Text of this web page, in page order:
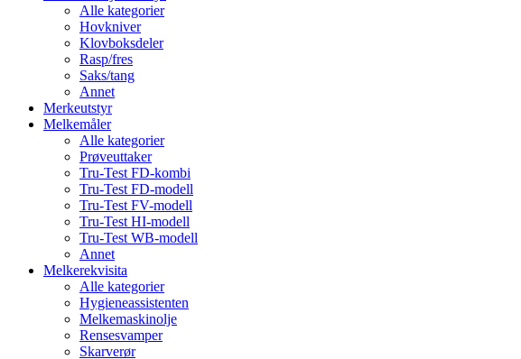
Alle kategorier
Hovkniver
Klovboksdeler
Rasp/fres
Saks/tang
Annet
Merkeutstyr
Melkemåler
Alle kategorier
Prøveuttaker
Tru-Test FD-kombi
Tru-Test FD-modell
Tru-Test FV-modell
Tru-Test HI-modell
Tru-Test WB-modell
Annet
Melkerekvisita
Alle kategorier
Hygieneassistenten
Melkemaskinolje
Rensesvamper
Skarverør